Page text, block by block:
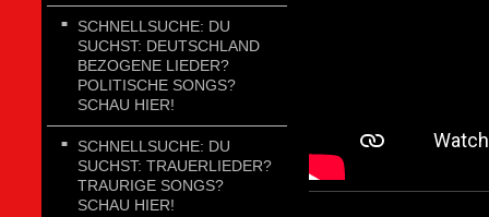
SCHNELLSUCHE: DU
SUCHST: DEUTSCHLAND
BEZOGENE LIEDER?
POLITISCHE SONGS?
SCHAU HIER!
SCHNELLSUCHE: DU
SUCHST: TRAUERLIEDER?
TRAURIGE SONGS?
SCHAU HIER!